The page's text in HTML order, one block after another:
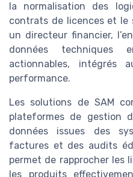
la normalisation des
contrats de licences et le
un directeur financier,
données techniques
actionnables, intégrés
performance.
Les solutions de SAM
plateformes de gestion
données issues des
factures et des audits
permet de rapprocher les
les produits